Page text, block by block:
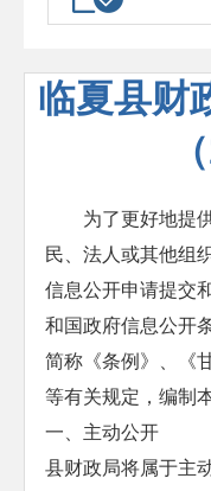
临夏县财
为了更好地提
民、法人或其他组
信息公开申请提交
和国政府信息公开
简称《条例》、《
等有关规定，编制
一、主动公开
县财政局将属于主